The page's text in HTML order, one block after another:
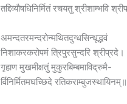
तद्दिव्यौषधिनिर्मितं रचयतु श्रीशाम्भवि
अमन्दतरमन्दरोन्मथितदुग्धसिन्धूद्भवं
निशाकरकरोपमं त्रिपुरसुन्दरि श्रीप्रदे।
गृहाण मुखमीक्षतुं मुकुरबिम्बमाविद्रुमै-
र्विनिर्मितमघच्छिदे